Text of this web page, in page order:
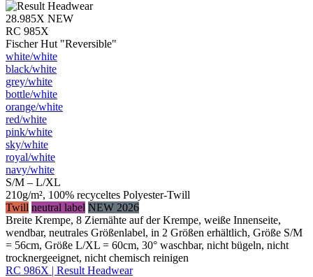
28.985X NEW
RC 985X
Fischer Hut "Reversible"
white/​white
black/​white
grey/​white
bottle/​white
orange/​white
red/​white
pink/​white
sky/​white
royal/​white
navy/​white
S/M – L/XL
210g/m², 100% recyceltes Polyester-Twill
Twill neutral label NEW 2026
Breite Krempe, 8 Ziernähte auf der Krempe, weiße Innenseite,
wendbar, neutrales Größenlabel, in 2 Größen erhältlich, Größe S/M
= 56cm, Größe L/XL = 60cm, 30° waschbar, nicht bügeln, nicht
trocknergeeignet, nicht chemisch reinigen
RC 986X | Result Headwear